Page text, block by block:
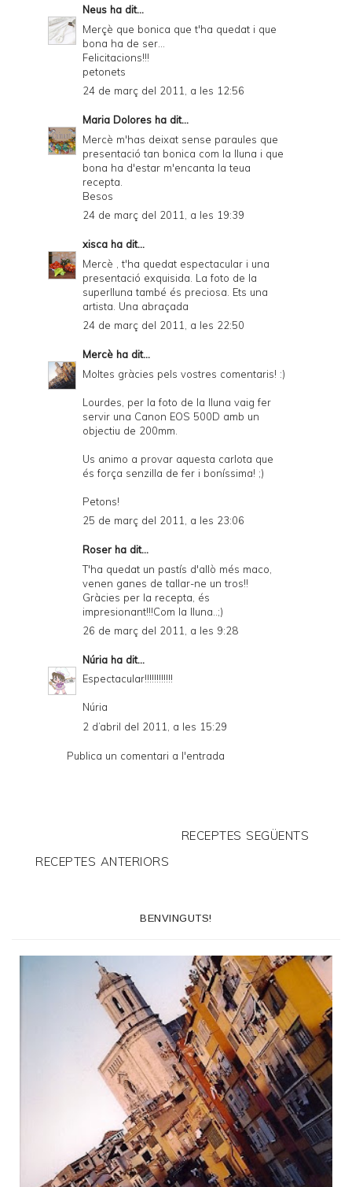
Neus ha dit...
Merçè que bonica que t'ha quedat i que
bona ha de ser...
Felicitacions!!!
petonets
24 de març del 2011, a les 12:56
Maria Dolores ha dit...
Mercè m'has deixat sense paraules que
presentació tan bonica com la lluna i que
bona ha d'estar m'encanta la teua
recepta.
Besos
24 de març del 2011, a les 19:39
xisca ha dit...
Mercè , t'ha quedat espectacular i una
presentació exquisida. La foto de la
superlluna també és preciosa. Ets una
artista. Una abraçada
24 de març del 2011, a les 22:50
Mercè ha dit...
Moltes gràcies pels vostres comentaris! :)
Lourdes, per la foto de la lluna vaig fer
servir una Canon EOS 500D amb un
objectiu de 200mm.
Us animo a provar aquesta carlota que
és força senzilla de fer i boníssima! ;)
Petons!
25 de març del 2011, a les 23:06
Roser ha dit...
T'ha quedat un pastís d'allò més maco,
venen ganes de tallar-ne un tros!!
Gràcies per la recepta, és
impresionant!!!Com la lluna..;)
26 de març del 2011, a les 9:28
Núria ha dit...
Espectacular!!!!!!!!!!!!
Núria
2 d’abril del 2011, a les 15:29
Publica un comentari a l'entrada
RECEPTES SEGÜENTS
RECEPTES ANTERIORS
BENVINGUTS!